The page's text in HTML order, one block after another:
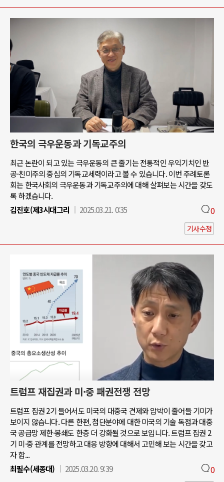
한국의 극우운동과 기독교주의
최근 논란이 되고 있는 극우운동의 큰 줄기는 전통적인 우익기치인 반
공-친미주의 중심의 기독교세력이라고 볼 수 있습니다. 이번 주례토론
회는 한국사회의 극우운동과 기독교주의에 대해 살펴보는 시간을 갖도
록 하겠습니다.
김진호(제3시대그리
2025.03.21. 0:35 0
기사수정
트럼프 재집권과 미·중 패권전쟁 전망
트럼프 집권 2기 들어서도 미국의 대중국 견제와 압박이 줄어들 기미가
보이지 않습니다. 다른 한편, 첨단분야에 대한 미국의 기술 독점과 대중
국 공급망 제한·봉쇄도 한층 더 강화될 것으로 보입니다. 트럼프 집권 2
기 미·중 관계를 전망하고 대응 방향에 대해서 고민해 보는 시간을 갖고
자 합...
최필수(세종대)
2025.03.20. 9:39 0